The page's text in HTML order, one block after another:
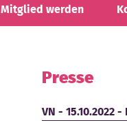
Mitglied werden
Presse
VN - 15.10.2022